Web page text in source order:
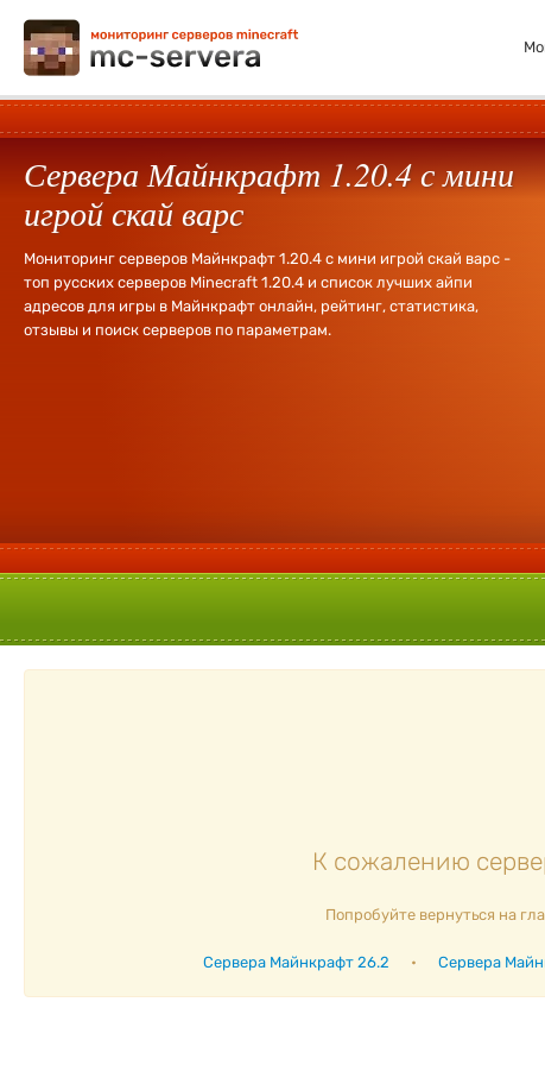
Сервера Майнкрафт 1.20.4 с мини
игрой скай варс
Мониторинг серверов Майнкрафт 1.20.4 с мини игрой скай варс -
топ русских серверов Minecraft 1.20.4 и список лучших айпи
адресов для игры в Майнкрафт онлайн, рейтинг, статистика,
отзывы и поиск серверов по параметрам.
К сожалению
Попробуйте вернуться на
Сервера Майнкрафт 26.2 • Сервера